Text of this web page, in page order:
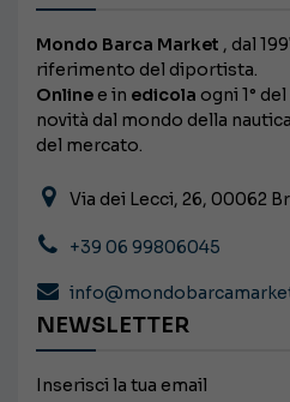
Mondo Barca Market , dal
riferimento del diportista.
Online e in edicola ogni 1°
novità dal mondo della
del mercato.
Via dei Lecci, 26, 00062
+39 06 99806045
NEWSLETTER
Inserisci la tua email